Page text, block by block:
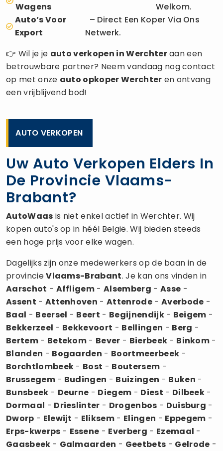
Wagens
Welkom.
Auto’s Voor
Export
– Direct Een Koper Via Ons
Netwerk.
👉 Wil je je auto verkopen in Werchteraan een
betrouwbare partner? Neem vandaag nog contact
op met onze auto opkoperWerchter en ontvang
een vrijblijvend bod!
AUTO VERKOPEN
Uw Auto Verkopen Elders In
De Provincie Vlaams-
Brabant?
AutoWaas is niet enkel actief in Werchter. Wij
kopen auto's op in héél België. Wij bieden steeds
een hoge prijs voor elke wagen.
Dagelijks zijn onze medewerkers op de baan in de
provincieVlaams-Brabant. Je kan ons vinden in
Aarschot - Affligem -Alsemberg - Asse -
Assent - Attenhoven -Attenrode- Averbode -
Baal - Beersel - Beert - Begijnendijk- Beigem -
Bekkerzeel - Bekkevoort - Bellingen - Berg -
Bertem- Betekom - Bever - Bierbeek - Binkom -
Blanden - Bogaarden - Boortmeerbeek -
Borchtlombeek - Bost - Boutersem -
Brussegem- Budingen - Buizingen - Buken -
Bunsbeek - Deurne - Diegem - Diest - Dilbeek -
Dormaal - Drieslinter - Drogenbos - Duisburg -
Dworp - Elewijt - Eliksem - Elingen - Eppegem -
Erps-kwerps - Essene - Everberg - Ezemaal -
Gaasbeek - Galmaarden - Geetbets - Gelrode -